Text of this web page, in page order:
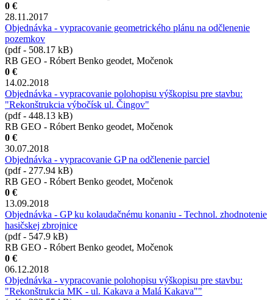
0 €
28.11.2017
Objednávka - vypracovanie geometrického plánu na odčlenenie
pozemkov
(pdf - 508.17 kB)
RB GEO - Róbert Benko geodet, Močenok
0 €
14.02.2018
Objednávka - vypracovanie polohopisu výškopisu pre stavbu:
"Rekonštrukcia výbočísk ul. Čingov"
(pdf - 448.13 kB)
RB GEO - Róbert Benko geodet, Močenok
0 €
30.07.2018
Objednávka - vypracovanie GP na odčlenenie parciel
(pdf - 277.94 kB)
RB GEO - Róbert Benko geodet, Močenok
0 €
13.09.2018
Objednávka - GP ku kolaudačnému konaniu - Technol. zhodnotenie
hasičskej zbrojnice
(pdf - 547.9 kB)
RB GEO - Róbert Benko geodet, Močenok
0 €
06.12.2018
Objednávka - vypracovanie polohopisu výškopisu pre stavbu:
"Rekonštrukcia MK - ul. Kakava a Malá Kakava""